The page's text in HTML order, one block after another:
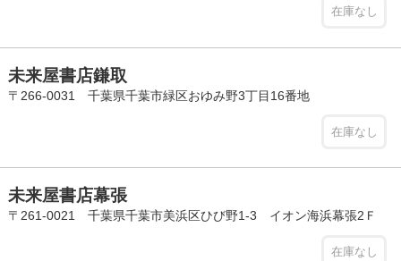
在庫なし
未来屋書店鎌取
〒266-0031 千葉県千葉市緑区おゆみ野3丁目16番地
在庫なし
未来屋書店幕張
〒261-0021 千葉県千葉市美浜区ひび野1-3 イオン海浜幕張2Ｆ
在庫なし